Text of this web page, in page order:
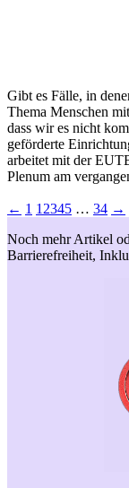
Gibt es Fälle, in
Thema Menschen
dass wir es nicht
geförderte
arbeitet mit der
Plenum am
← 1 1 2345 … 34 →
Noch mehr Artikel
Barrierefreiheit,